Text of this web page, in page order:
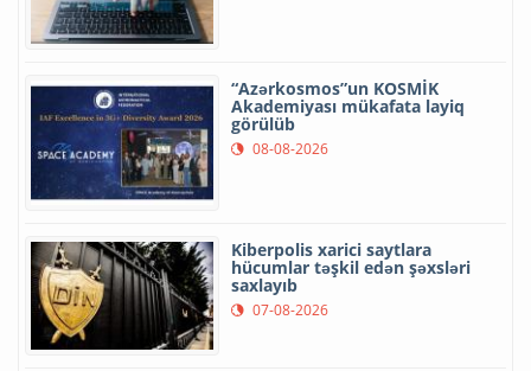
“Azərkosmos”un KOSMİK
Akademiyası mükafata layiq
görülüb
08-08-2026
Kiberpolis xarici saytlara
hücumlar təşkil edən şəxsləri
saxlayıb
07-08-2026